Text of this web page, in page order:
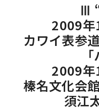
Ⅲ
2009
カワイ表参
2009
榛名文化会
須江